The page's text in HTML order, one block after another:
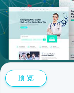
预 览